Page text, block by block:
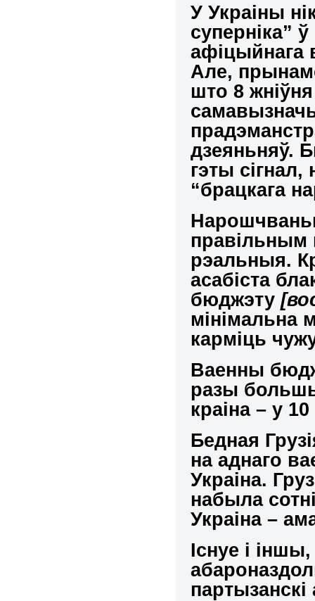
У Украіны
суперніка”
афіцыйнага
Але,
што 8
дзеяньняў.
гэты
“брацкага
правільным
рэальныя.
асабіста
бюджэту
мінімальна
карміць
Ваенны
разы
краіна – у
Бедная
на аднаго
Украіна.
набыла
Украіна –
Існуе і